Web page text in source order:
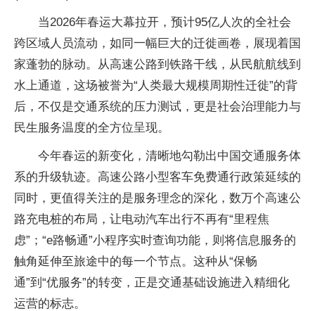
当2026年春运大幕拉开，预计95亿人次的全社会
跨区域人员流动，如同一幅巨大的迁徙画卷，展现着国
家蓬勃的脉动。从高速公路到铁路干线，从民航航线到
水上通道，这场被誉为“人类最大规模周期性迁徙”的背
后，不仅是交通系统的压力测试，更是社会治理能力与
民生服务温度的全方位呈现。
今年春运的新变化，清晰地勾勒出中国交通服务体
系的升级轨迹。高速公路小型客车免费通行政策延续的
同时，更值得关注的是服务理念的深化，数万个高速公
路充电桩的布局，让电动汽车出行不再有“里程焦
虑”；“e路畅通”小程序实时查询功能，则将信息服务的
触角延伸至旅途中的每一个节点。这种从“保畅
通”到“优服务”的转变，正是交通基础设施进入精细化
运营的标志。